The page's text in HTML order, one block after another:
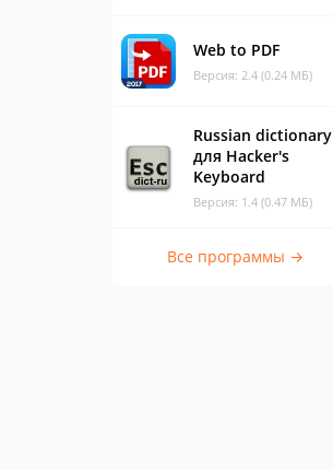
Web to PDF
Версия: 2.4 (0.24 МБ)
Russian dictionary
для Hacker's
Keyboard
Версия: 1.4 (0.47 МБ)
Все программы →